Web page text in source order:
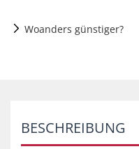
Woanders günstiger?
BESCHREIBUNG